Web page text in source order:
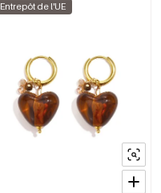
Entrepôt de l'UE